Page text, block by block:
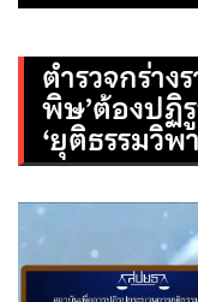
ตำรวจกร่า
พิษ’ต้องปฏิ
‘ยุติธรรมวิ